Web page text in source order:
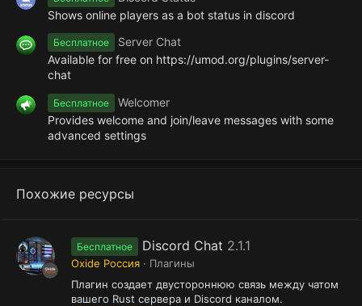
д
Shows online players as a bot status in discord
Бесплатное
Server Chat
Available for free on https://umod.org/plugins/server-
chat
Бесплатное
Welcomer
Provides welcome and join/leave messages with some
advanced settings
Похожие ресурсы
Бесплатное Discord Chat 2.1.1
Oxide Россия
Плагины
Плагин создает двустороннюю связь между чатом
вашего Rust сервера и Discord каналом.